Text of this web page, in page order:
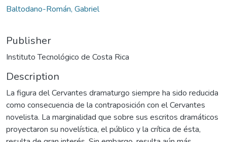
Baltodano-Román, Gabriel
Publisher
Instituto Tecnológico de Costa Rica
Description
La figura del Cervantes dramaturgo siempre ha sido reducida
como consecuencia de la contraposición con el Cervantes
novelista. La marginalidad que sobre sus escritos dramáticos
proyectaron su novelística, el público y la crítica de ésta,